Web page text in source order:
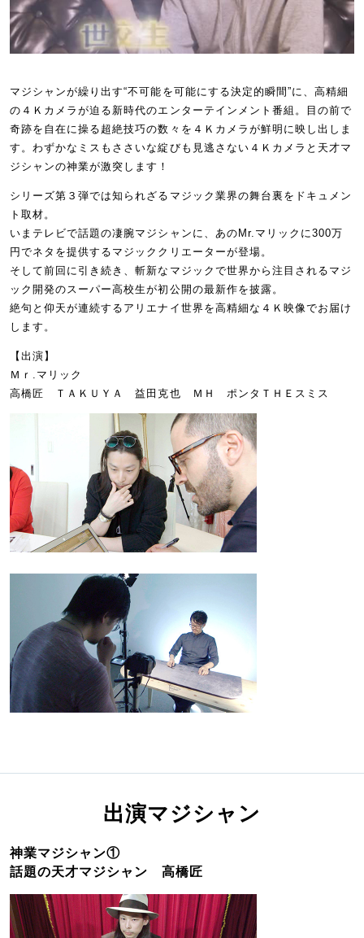
マジシャンが繰り出す“不可能を可能にする決定的瞬間”に、高精細
の４Ｋカメラが迫る新時代のエンターテインメント番組。目の前で
奇跡を自在に操る超絶技巧の数々を４Ｋカメラが鮮明に映し出しま
す。わずかなミスもささいな綻びも見逃さない４Ｋカメラと天才マ
ジシャンの神業が激突します！
シリーズ第３弾では知られざるマジック業界の舞台裏をドキュメン
ト取材。
いまテレビで話題の凄腕マジシャンに、あのMr.マリックに300万
円でネタを提供するマジッククリエーターが登場。
そして前回に引き続き、斬新なマジックで世界から注目されるマジ
ック開発のスーパー高校生が初公開の最新作を披露。
絶句と仰天が連続するアリエナイ世界を高精細な４Ｋ映像でお届け
します。
【出演】
Ｍｒ.マリック
高橋匠 ＴＡＫＵＹＡ 益田克也 ＭＨ ポンタＴＨＥスミス
出演マジシャン
神業マジシャン①
話題の天才マジシャン 高橋匠